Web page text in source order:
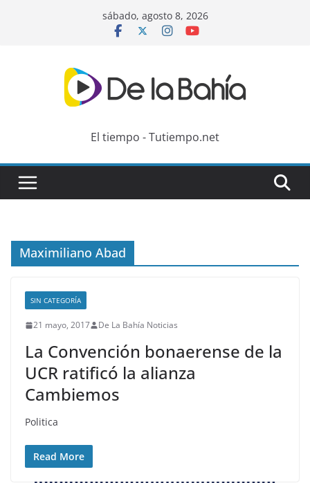
sábado, agosto 8, 2026
El tiempo - Tutiempo.net
Maximiliano Abad
SIN CATEGORÍA
21 mayo, 2017 De La Bahía Noticias
La Convención bonaerense de la
UCR ratificó la alianza
Cambiemos
Politica
Read More